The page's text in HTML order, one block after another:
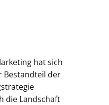
hat sich
Bestandteil der
die Landschaft